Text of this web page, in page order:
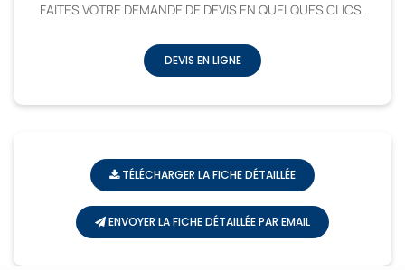
FAITES VOTRE DEMANDE DE DEVIS EN QUELQUES CLICS.
DEVIS EN LIGNE
TÉLÉCHARGER LA FICHE DÉTAILLÉE
ENVOYER LA FICHE DÉTAILLÉE PAR EMAIL